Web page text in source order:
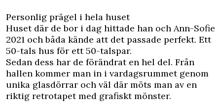
Personlig prägel i hela huset
Huset där de bor i dag hittade han och Ann-Sofie
2021 och båda kände att det passade perfekt. Ett
50-tals hus för ett 50-talspar.
Sedan dess har de förändrat en hel del. Från
hallen kommer man in i vardagsrummet genom
unika glasdörrar och väl där möts man av en
riktig retrotapet med grafiskt mönster.